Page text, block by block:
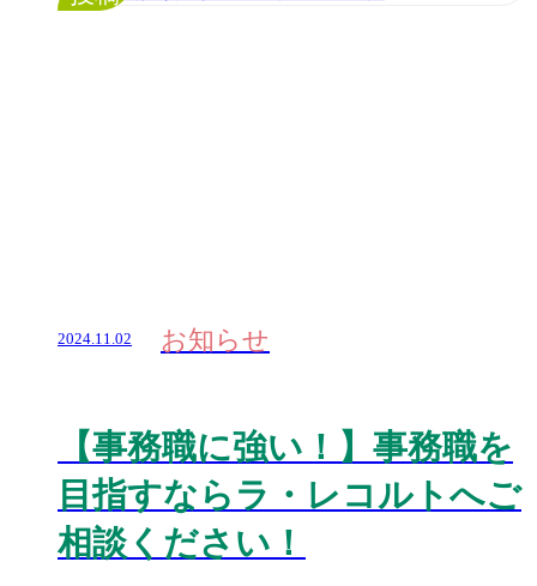
2024.11.02 お知らせ
【事務職に強い！】事務職を
目指すならラ・レコルトへご
相談ください！